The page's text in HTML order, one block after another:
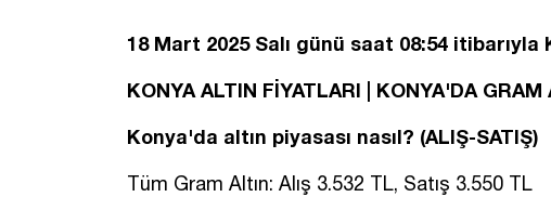
18 Mart 2025 Salı günü saat 08:54
KONYA ALTIN FİYATLARI | KONYA'DA
Konya'da altın piyasası nasıl? (ALIŞ-SATIŞ)
Tüm Gram Altın: Alış 3.532 TL, Satış 3.550 TL